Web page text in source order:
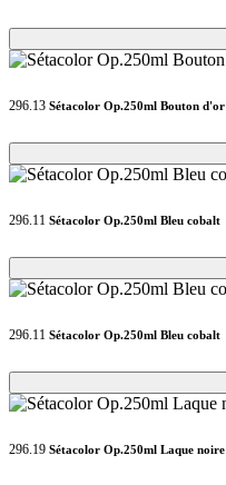
Loading...
Loading...
296.13 Sétacolor Op.250ml Bouton d'or
Loading...
Loading...
296.11 Sétacolor Op.250ml Bleu cobalt
Loading...
Loading...
296.11 Sétacolor Op.250ml Bleu cobalt
Loading...
Loading...
296.19 Sétacolor Op.250ml Laque noire